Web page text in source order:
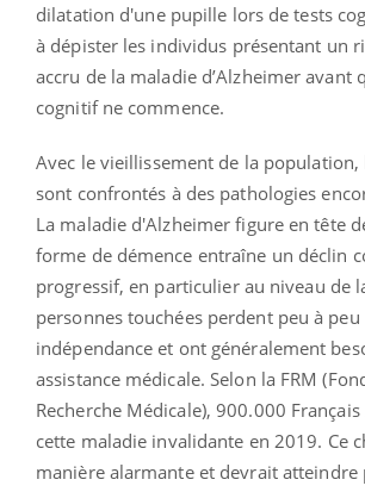
dilatation d'une pupille lors de tests
à dépister les individus présentant un
accru de la maladie d’Alzheimer avant
cognitif ne commence.
Avec le vieillissement de la population,
sont confrontés à des pathologies
La maladie d'Alzheimer figure en tête
forme de démence entraîne un déclin
progressif, en particulier au niveau de
personnes touchées perdent peu à
indépendance et ont généralement
assistance médicale. Selon la FRM
Recherche Médicale), 900.000
cette maladie invalidante en 2019. Ce
manière alarmante et devrait atteindre